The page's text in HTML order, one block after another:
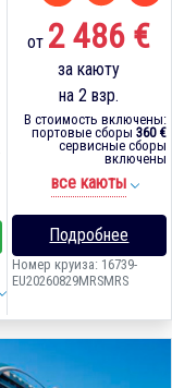
от 2 486 €
за каюту
на 2 взр.
В стоимость включены:
портовые сборы 360 €
сервисные сборы
включены
все каюты
Подробнее
Номер круиза: 16739-
EU20260829MRSMRS